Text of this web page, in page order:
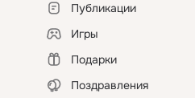
Публикации
Игры
Подарки
Поздравления